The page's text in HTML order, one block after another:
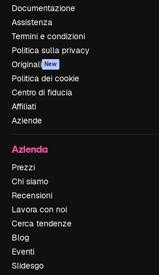
Documentazione
Assistenza
Termini e condizioni
Politica sulla privacy
Originali New
Politica dei cookie
Centro di fiducia
Affiliati
Aziende
Azienda
Prezzi
Chi siamo
Recensioni
Lavora con noi
Cerca tendenze
Blog
Eventi
Slidesgo